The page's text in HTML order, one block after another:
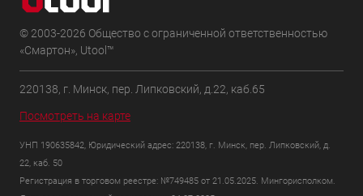
© 2003-2026 Общество с ограниченной ответственностью
«Смартон», Utool™
220138, г. Минск, пер. Липковский, д.22, каб.65
Посмотреть на карте
УНП 190635842, Юридический адрес: 220138, г. Минск, пер. Липковский, д.
22, каб. 50
Регистрация в торговом реестре: №749485 от 21.05.2025. Мингорисполком.